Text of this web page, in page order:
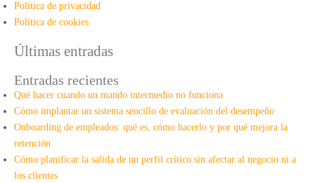
Política de privacidad
Política de cookies
Últimas entradas
Entradas recientes
Qué hacer cuando un mando intermedio no funciona
Cómo implantar un sistema sencillo de evaluación del desempeño
Onboarding de empleados: qué es, cómo hacerlo y por qué mejora la
retención
Cómo planificar la salida de un perfil crítico sin afectar al negocio ni a
los clientes